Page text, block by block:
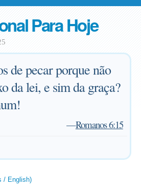
Para Hoje
de pecar porque não
da lei, e sim da graça?
—Romanos 6:15
/ English)